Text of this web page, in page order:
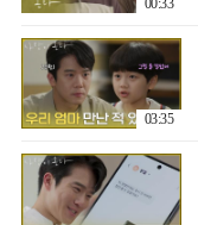
00:33
03:35